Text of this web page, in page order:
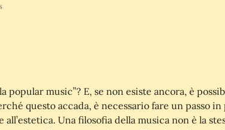
popular music”? E, se non esiste ancora, è
questo accada, è necessario fare un passo in
Una filosofia della musica non è la